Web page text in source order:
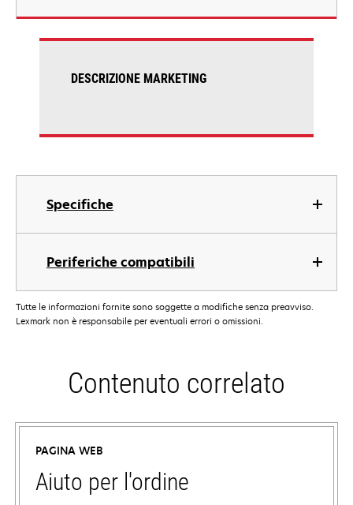
Specifiche
Periferiche compatibili
DESCRIZIONE MARKETING
Tutte le informazioni fornite sono soggette a modifiche senza preavviso.
Lexmark non è responsabile per eventuali errori o omissioni.
Contenuto correlato
PAGINA WEB
Aiuto per l'ordine